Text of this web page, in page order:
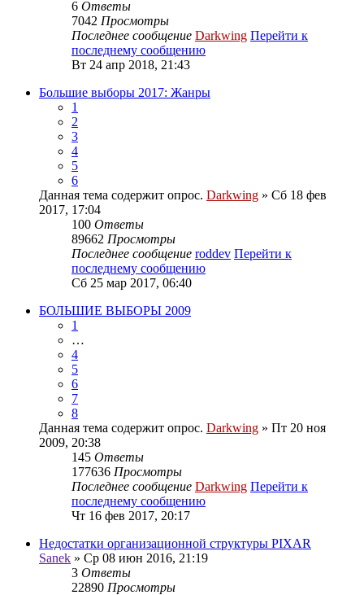
6 Ответы
7042 Просмотры
Последнее сообщение Darkwing Перейти к
последнему сообщению
Вт 24 апр 2018, 21:43
Большие выборы 2017: Жанры
1
2
3
4
5
6
Данная тема содержит опрос. Darkwing » Сб 18 фев
2017, 17:04
100 Ответы
89662 Просмотры
Последнее сообщение roddev Перейти к
последнему сообщению
Сб 25 мар 2017, 06:40
БОЛЬШИЕ ВЫБОРЫ 2009
1
…
4
5
6
7
8
Данная тема содержит опрос. Darkwing » Пт 20 ноя
2009, 20:38
145 Ответы
177636 Просмотры
Последнее сообщение Darkwing Перейти к
последнему сообщению
Чт 16 фев 2017, 20:17
Недостатки организационной структуры PIXAR
Sanek » Ср 08 июн 2016, 21:19
3 Ответы
22890 Просмотры